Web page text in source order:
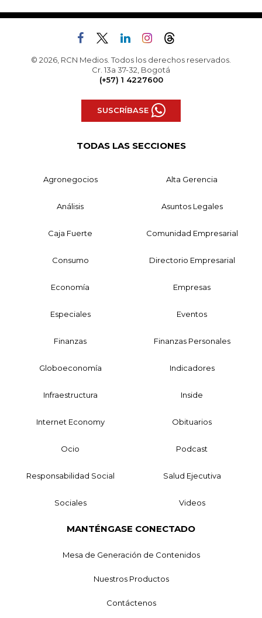
© 2026, RCN Medios. Todos los derechos reservados.
Cr. 13a 37-32, Bogotá
(+57) 1 4227600
SUSCRÍBASE
TODAS LAS SECCIONES
Agronegocios Alta Gerencia
Análisis Asuntos Legales
Caja Fuerte Comunidad Empresarial
Consumo Directorio Empresarial
Economía Empresas
Especiales Eventos
Finanzas Finanzas Personales
Globoeconomía Indicadores
Infraestructura Inside
Internet Economy Obituarios
Ocio Podcast
Responsabilidad Social Salud Ejecutiva
Sociales Videos
MANTÉNGASE CONECTADO
Mesa de Generación de Contenidos
Nuestros Productos
Contáctenos